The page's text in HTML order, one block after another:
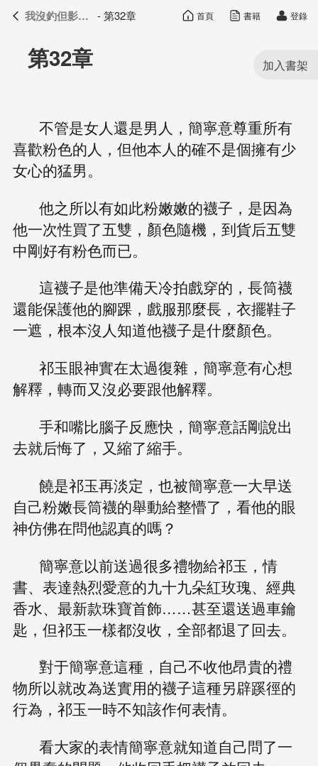
我沒釣但影帝真香了 目錄
第32章
不管是女人還是男人，簡寧意尊重所有
喜歡粉色的人，但他本人的確不是個擁有少
女心的猛男。
他之所以有如此粉嫩嫩的襪子，是因為
他一次性買了五雙，顏色隨機，到貨后五雙
中剛好有粉色而已。
這襪子是他準備天冷拍戲穿的，長筒襪
還能保護他的腳踝，戲服那麼長，衣擺鞋子
一遮，根本沒人知道他襪子是什麼顏色。
祁玉眼神實在太過復雜，簡寧意有心想
解釋，轉而又沒必要跟他解釋。
手和嘴比腦子反應快，簡寧意話剛說出
去就后悔了，又縮了縮手。
饒是祁玉再淡定，也被簡寧意一大早送
自己粉嫩長筒襪的舉動給整懵了，看他的眼
神仿佛在問他認真的嗎？
簡寧意以前送過很多禮物給祁玉，情
書、表達熱烈愛意的九十九朵紅玫瑰、經典
香水、最新款珠寶首飾……甚至還送過車鑰
匙，但祁玉一樣都沒收，全部都退了回去。
對于簡寧意這種，自己不收他昂貴的禮
物所以就改為送實用的襪子這種另辟蹊徑的
行為，祁玉一時不知該作何表情。
看大家的表情簡寧意就知道自己問了一
我沒釣但影帝真香了 - 第32章 首頁 書籍 登錄